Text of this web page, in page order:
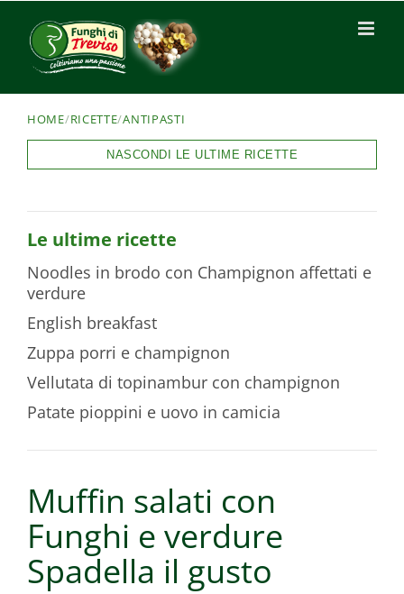
HOME/RICETTE/ANTIPASTI
NASCONDI LE ULTIME RICETTE
Muffin salati con
Funghi e verdure
Spadella il gusto
Le ultime ricette
Noodles in brodo con Champignon affettati e
verdure
English breakfast
Zuppa porri e champignon
Vellutata di topinambur con champignon
Patate pioppini e uovo in camicia